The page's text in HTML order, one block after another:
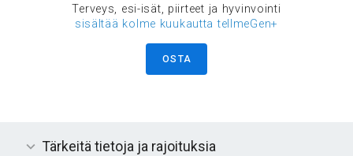
Terveys, esi-isät, piirteet ja hyvinvointi
sisältää kolme kuukautta tellmeGen+
OSTA
Tärkeitä tietoja ja rajoituksia